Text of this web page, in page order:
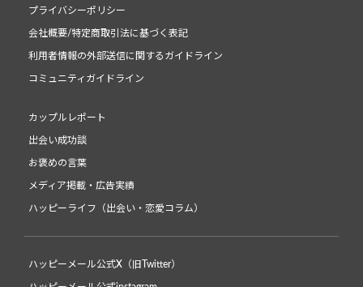
プライバシーポリシー
会社概要/特定商取引法に基づく表記
利用者情報の外部送信に関するガイドライン
コミュニティガイドライン
カップルレポート
出会い成功談
お褒めの言葉
メディア掲載・広告実績
ハッピーライフ（出会い・恋愛コラム）
ハッピーメール公式X（旧Twitter）